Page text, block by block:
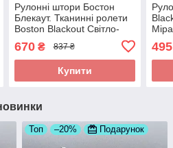
Рулонні штори Бостон
Блекаут. Тканинні ролети
Boston Blackout Світло-
670₴ 837 ₴
Купити
495
Топ –20% Подарунок